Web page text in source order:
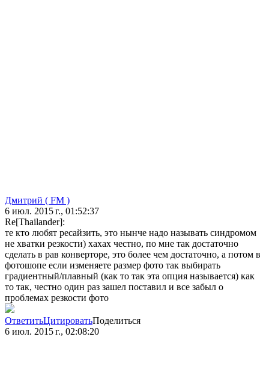
Дмитрий ( FM )
6 июл. 2015 г., 01:52:37
Re[Thailander]:
те кто любят ресайзить, это нынче надо называть синдромом
не хватки резкости) хахах честно, по мне так достаточно
сделать в рав конверторе, это более чем достаточно, а потом в
фотошопе если изменяете размер фото так выбирать
градиентный/плавный (как то так эта опция называется) как
то так, честно один раз зашел поставил и все забыл о
проблемах резкости фото
ОтветитьЦитироватьПоделиться
6 июл. 2015 г., 02:08:20